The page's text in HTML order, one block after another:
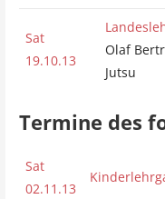
Sat
19.10.13
Olaf
Jutsu
Termine des
Sat
02.11.13